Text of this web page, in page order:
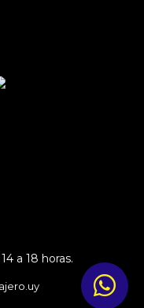
a 18 horas.